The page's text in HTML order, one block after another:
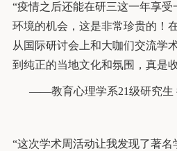
“疫情之后还能在研三这一年享
环境的机会，这是非常珍贵的！
从国际研讨会上和大咖们交流学
到纯正的当地文化和氛围，真是
——教育心理学系21级研究生
“这次学术周活动让我发现了著